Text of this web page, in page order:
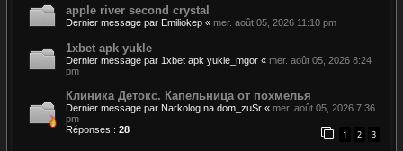
apple river second crystal
Dernier message par Emiliokep « mer. août 05, 2026 11:10 pm
1xbet apk yukle
Dernier message par 1xbet apk yukle_mgor « mer. août 05, 2026 8:24
pm
Клиника Детокс. Капельница от похмелья
Dernier message par Narkolog na dom_zuSr « mer. août 05, 2026 7:36
pm
Réponses : 28 1 2 3